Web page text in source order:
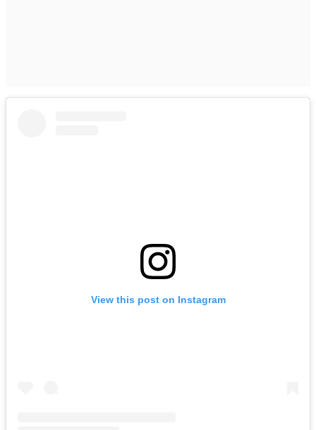
View this post on Instagram